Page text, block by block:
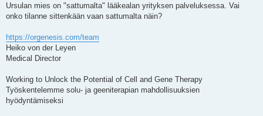
Ursulan mies on "sattumalta" lääkealan yrityksen palveluksessa. Vai
onko tilanne sittenkään vaan sattumalta näin?
https://orgenesis.com/team
Heiko von der Leyen
Medical Director
Working to Unlock the Potential of Cell and Gene Therapy
Työskentelemme solu- ja geeniterapian mahdollisuuksien
hyödyntämiseksi